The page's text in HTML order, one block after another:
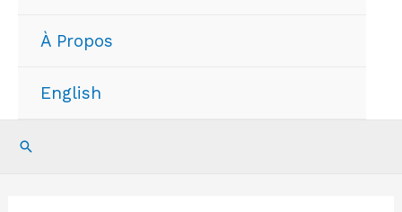
À Propos
English
Recherche